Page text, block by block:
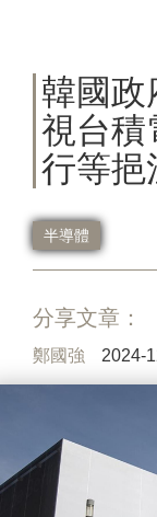
韓國
視台
行等挹
半導體
分享文章：
鄭國強 2024-